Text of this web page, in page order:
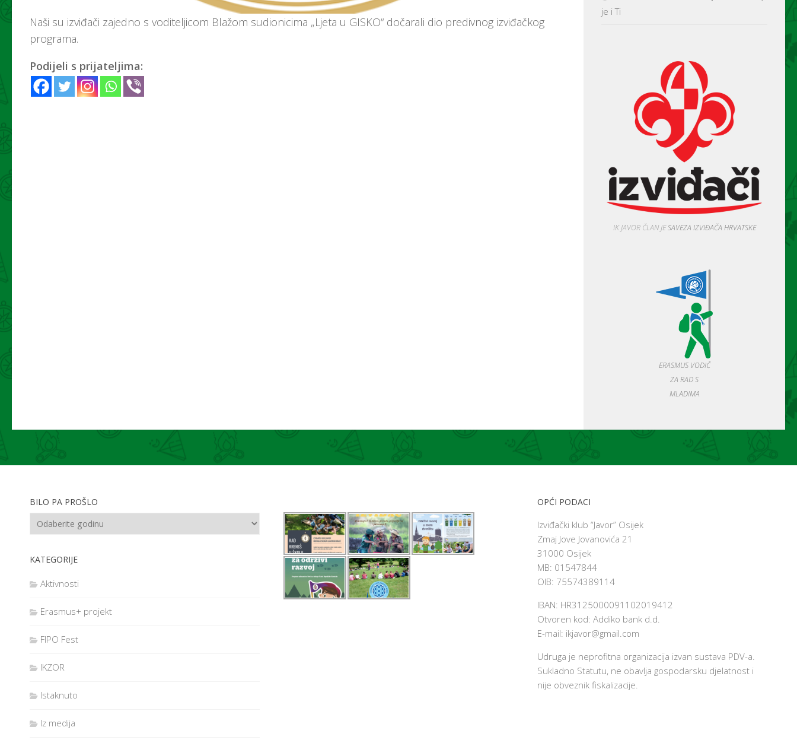
Naši su izviđači zajedno s voditeljicom Blažom sudionicima „Ljeta u GISKO“ dočarali dio predivnog izviđačkog
programa.
Podijeli s prijateljima:
je i Ti
IK JAVOR ČLAN JESAVEZA IZVIĐAČA HRVATSKE
ERASMUS VODIČ
ZA RAD S
MLADIMA
BILO PA PROŠLO
KATEGORIJE
Aktivnosti
Erasmus+ projekt
FIPO Fest
IKZOR
Istaknuto
Iz medija
OPĆI PODACI
Izviđački klub “Javor” Osijek
Zmaj Jove Jovanovića 21
31000 Osijek
MB: 01547844
OIB: 75574389114
IBAN: HR3125000091102019412
Otvoren kod: Addiko bank d.d.
E-mail: ikjavor@gmail.com
Udruga je neprofitna organizacija izvan sustava PDV-a.
Sukladno Statutu, ne obavlja gospodarsku djelatnost i
nije obveznik fiskalizacije.